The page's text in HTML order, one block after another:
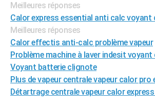
Meilleures réponses
Calor express essential anti calc voyant
Meilleures réponses
Calor effectis anti-calc problème vapeur
Problème machine à laver indesit
Voyant batterie clignote
Plus de vapeur centrale vapeur calor pro
Détartrage centrale vapeur calor